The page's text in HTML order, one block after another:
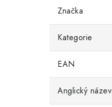
Značka
Kategorie
EAN
Anglický název